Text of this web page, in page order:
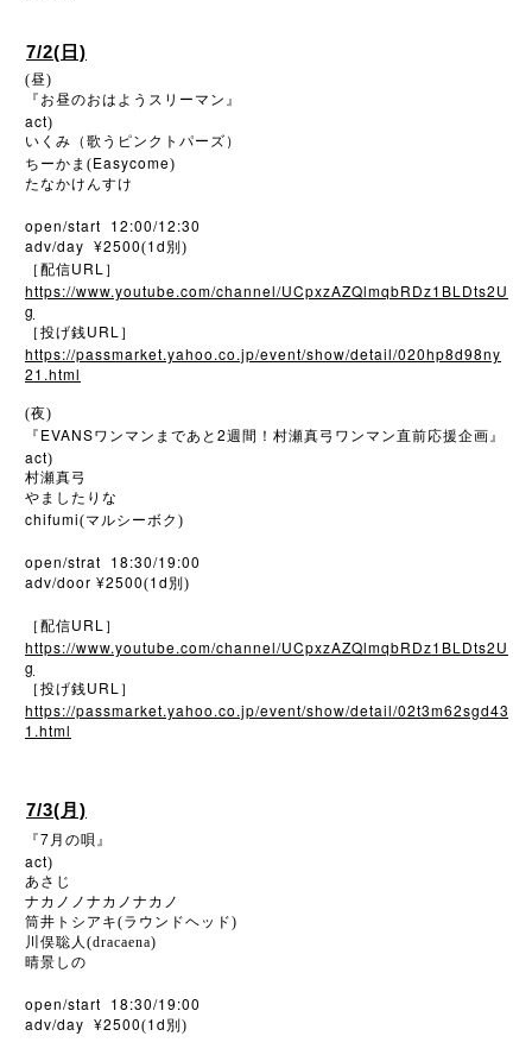
7/2(日)
(昼)
『お昼のおはようスリーマン』
act)
いくみ（歌うピンクトパーズ）
ちーかま(Easycome)
たなかけんすけ
open/start 12:00/12:30
adv/day ¥2500(1d 別)
［配信URL ］
https://www.youtube.com/channel/UCpxzAZQlmqbRDz1BLDts2U
g
［投げ銭URL ］
https://passmarket.yahoo.co.jp/event/show/detail/020hp8d98ny
21.html
(夜)
『 EVANSワンマンまであと 2週間！村瀬真弓ワンマン直前応援企画』
act)
村瀬真弓
やましたりな
chifumi(マルシーボク)
open/strat 18:30/19:00
adv/door ¥2500(1d 別)
［配信URL ］
https://www.youtube.com/channel/UCpxzAZQlmqbRDz1BLDts2U
g
［投げ銭URL ］
https://passmarket.yahoo.co.jp/event/show/detail/02t3m62sgd43
1.html
7/3(月)
『7 月の唄』
act)
あさじ
ナカノノナカノナカノ
筒井トシアキ(ラウンドヘッド)
川俣聡人(dracaena)
晴景しの
open/start 18:30/19:00
adv/day ¥2500(1d 別)